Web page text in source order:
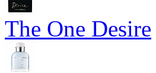
The One Desire